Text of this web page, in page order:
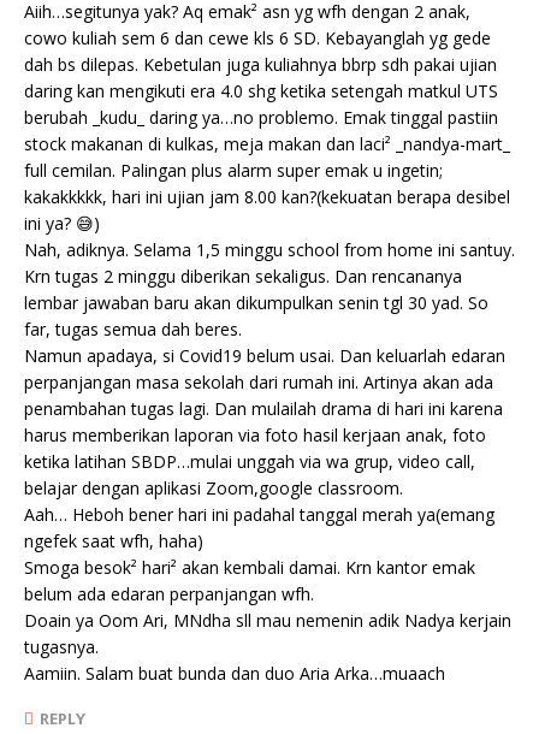
Aiih…segitunya yak? Aq emak² asn yg wfh dengan 2 anak,
cowo kuliah sem 6 dan cewe kls 6 SD. Kebayanglah yg gede
dah bs dilepas. Kebetulan juga kuliahnya bbrp sdh pakai ujian
daring kan mengikuti era 4.0 shg ketika setengah matkul UTS
berubah _kudu_ daring ya…no problemo. Emak tinggal pastiin
stock makanan di kulkas, meja makan dan laci² _nandya-mart_
full cemilan. Palingan plus alarm super emak u ingetin;
kakakkkkk, hari ini ujian jam 8.00 kan?(kekuatan berapa desibel
ini ya? 😅)
Nah, adiknya. Selama 1,5 minggu school from home ini santuy.
Krn tugas 2 minggu diberikan sekaligus. Dan rencananya
lembar jawaban baru akan dikumpulkan senin tgl 30 yad. So
far, tugas semua dah beres.
Namun apadaya, si Covid19 belum usai. Dan keluarlah edaran
perpanjangan masa sekolah dari rumah ini. Artinya akan ada
penambahan tugas lagi. Dan mulailah drama di hari ini karena
harus memberikan laporan via foto hasil kerjaan anak, foto
ketika latihan SBDP…mulai unggah via wa grup, video call,
belajar dengan aplikasi Zoom,google classroom.
Aah… Heboh bener hari ini padahal tanggal merah ya(emang
ngefek saat wfh, haha)
Smoga besok² hari² akan kembali damai. Krn kantor emak
belum ada edaran perpanjangan wfh.
Doain ya Oom Ari, MNdha sll mau nemenin adik Nadya kerjain
tugasnya.
Aamiin. Salam buat bunda dan duo Aria Arka…muaach
REPLY